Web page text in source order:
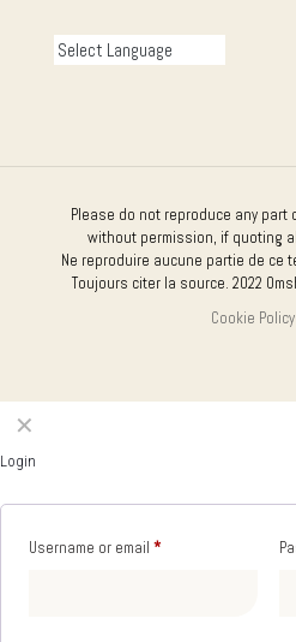
Please do not reproduce any
without permission, if quoting
Ne reproduire aucune partie de ce
Toujours citer la source. 2022
Cookie
✕
Login
Username or email *